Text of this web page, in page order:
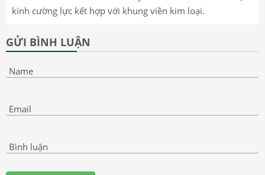
kính cường lực kết hợp với khung viền kim loại.
GỬI BÌNH LUẬN
Name
Email
Bình luận